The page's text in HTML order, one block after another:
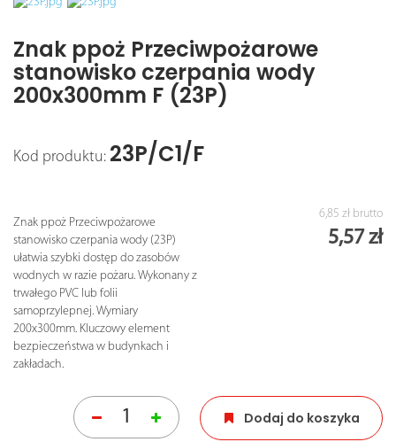
Znak ppoż Przeciwpożarowe
stanowisko czerpania wody
200x300mm F (23P)
Kod produktu: 23P/C1/F
Znak ppoż Przeciwpożarowe
stanowisko czerpania wody (23P)
ułatwia szybki dostęp do zasobów
wodnych w razie pożaru. Wykonany z
trwałego PVC lub folii
samoprzylepnej. Wymiary
200x300mm. Kluczowy element
bezpieczeństwa w budynkach i
zakładach.
6,85 zł brutto
5,57 zł
Dodaj do koszyka